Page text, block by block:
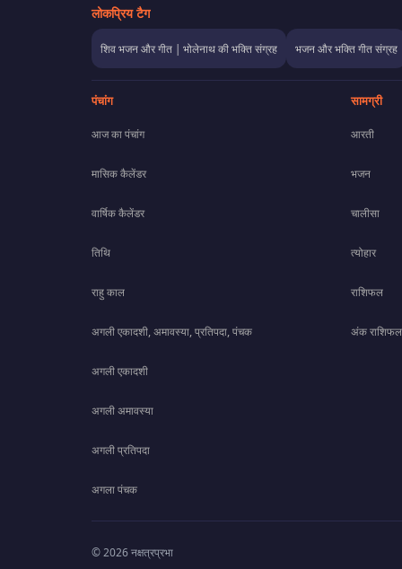
लोकप्रिय टैग
शिव भजन और गीत | भोलेनाथ की भक्ति संग्रह भजन और भक्ति गीत संग्रह
पंचांग
आज का पंचांग
मासिक कैलेंडर
वार्षिक कैलेंडर
तिथि
राहु काल
अगली एकादशी, अमावस्या, प्रतिपदा, पंचक
अगली एकादशी
अगली अमावस्या
अगली प्रतिपदा
अगला पंचक
सामग्री
आरती
भजन
चालीसा
त्योहार
राशिफल
अंक राशिफल
© 2026 नक्षत्रप्रभा